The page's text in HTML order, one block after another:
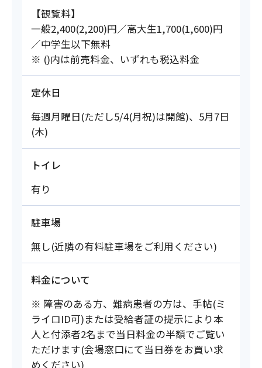
【観覧料】
一般2,400(2,200)円／高大生1,700(1,600)円
／中学生以下無料
※ ()内は前売料金、いずれも税込料金
定休日
毎週月曜日(ただし5/4(月祝)は開館)、5月7日
(木)
トイレ
有り
駐車場
無し(近隣の有料駐車場をご利用ください)
料金について
※ 障害のある方、難病患者の方は、手帖(ミ
ライロID可)または受給者証の提示により本
人と付添者2名まで当日料金の半額でご覧い
ただけます(会場窓口にて当日券をお買い求
めください)